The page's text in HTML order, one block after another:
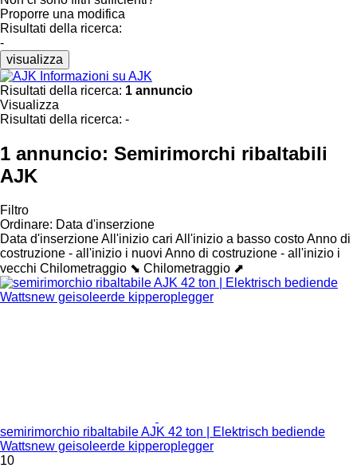
Proporre una modifica
Risultati della ricerca:
-
visualizza
Informazioni su AJK
Risultati della ricerca: 1 annuncio
Visualizza
Risultati della ricerca: -
1 annuncio: Semirimorchi ribaltabili
AJK
Filtro
Ordinare: Data d'inserzione
Data d'inserzioneAll'inizio cari All'inizio a basso costoAnno di
costruzione - all'inizio i nuovi Anno di costruzione - all'inizio i
vecchi Chilometraggio ⬊ Chilometraggio ⬈
semirimorchio ribaltabile AJK 42 ton | Elektrisch bediende
Wattsnew geisoleerde kipperoplegger
10